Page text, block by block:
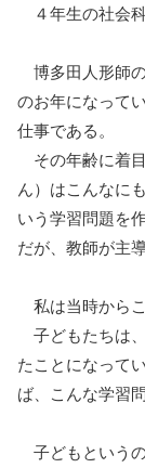
４年生の社会
博多田人形師
のお年になって
仕事である。
その年齢に着
ん）はこんなに
いう学習問題を
だが、教師が主
私は当時から
子どもたちは
たことになって
ば、こんな学習
子どもという